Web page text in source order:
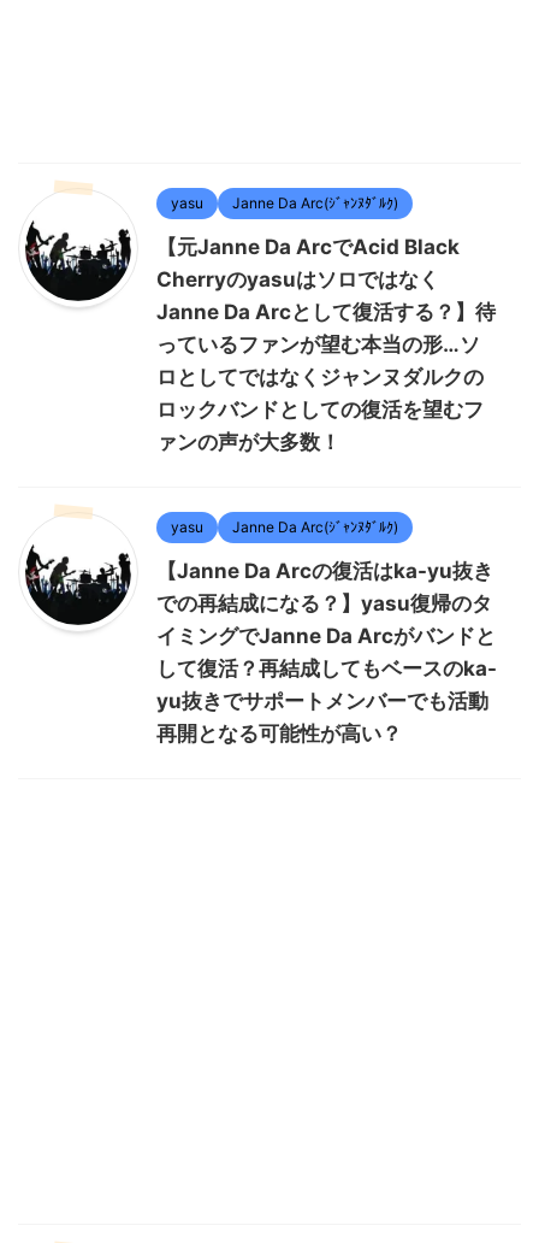
yasu Janne Da Arc(ｼﾞｬﾝﾇﾀﾞﾙｸ)
【元Janne Da ArcでAcid Black
Cherryのyasuはソロではなく
Janne Da Arcとして復活する？】待
っているファンが望む本当の形…ソ
ロとしてではなくジャンヌダルクの
ロックバンドとしての復活を望むフ
ァンの声が大多数！
yasu Janne Da Arc(ｼﾞｬﾝﾇﾀﾞﾙｸ)
【Janne Da Arcの復活はka-yu抜き
での再結成になる？】yasu復帰のタ
イミングでJanne Da Arcがバンドと
して復活？再結成してもベースのka-
yu抜きでサポートメンバーでも活動
再開となる可能性が高い？